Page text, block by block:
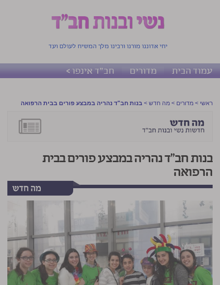
יחי אדוננו מורנו ורבינו מלך המשיח לעולם ועד
עמוד הבית מדורים חב"ד אינפו >
ראשי > מדורים > מה חדש > בנות חב"ד נהריה במבצע פורים בבית הרפואה
בנות חב"ד נהריה במבצע פורים בבית
הרפואה